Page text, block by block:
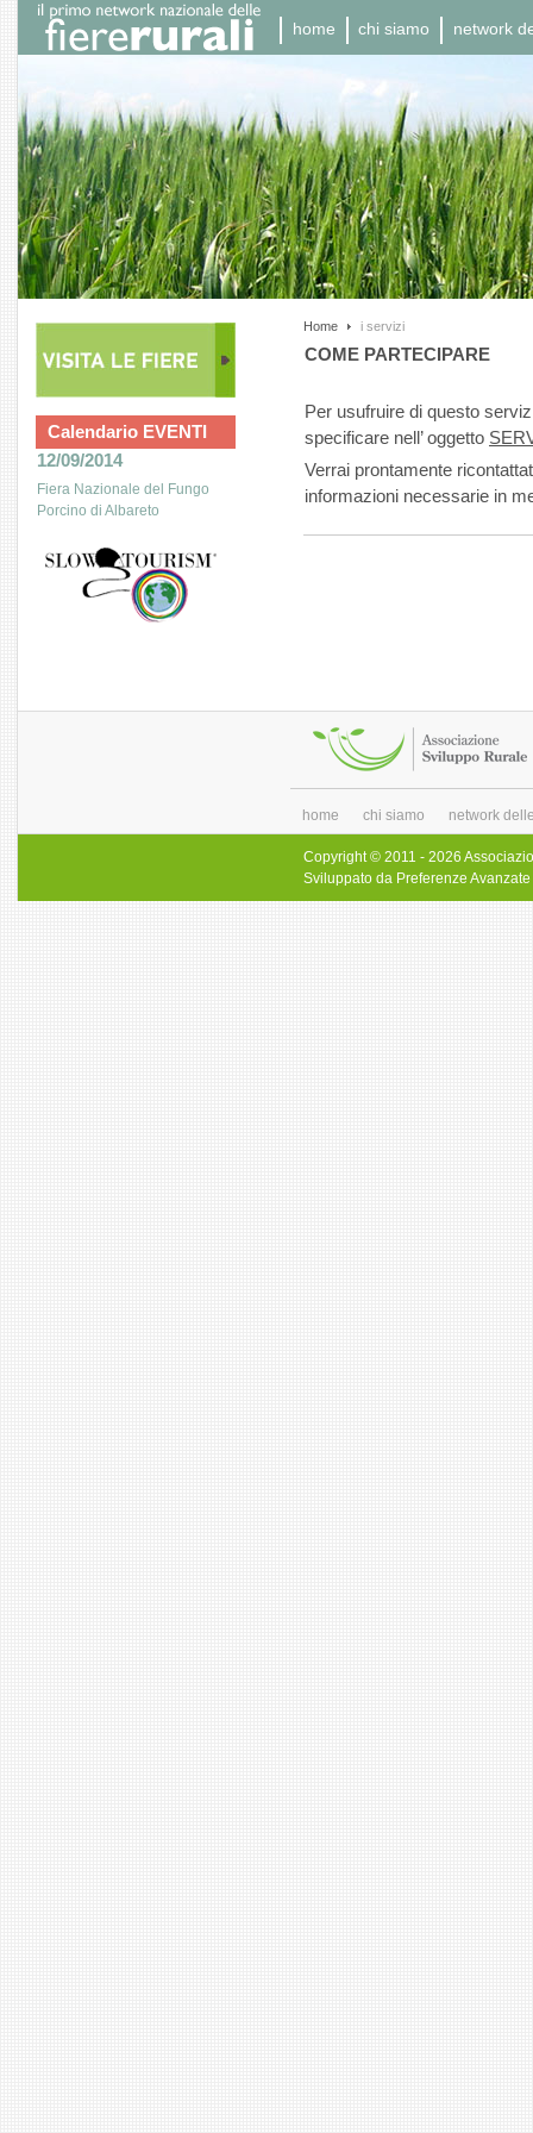
home chi siamo network
Home i servizi
COME PARTECIPARE
Per usufruire di questo
specificare nell’ oggetto
Verrai prontamente
informazioni necessarie in
Calendario EVENTI
12/09/2014
Fiera Nazionale del Fungo
Porcino di Albareto
home chi siamo network
Copyright © 2011 - 2026
Sviluppato da Preferenze Avanzate